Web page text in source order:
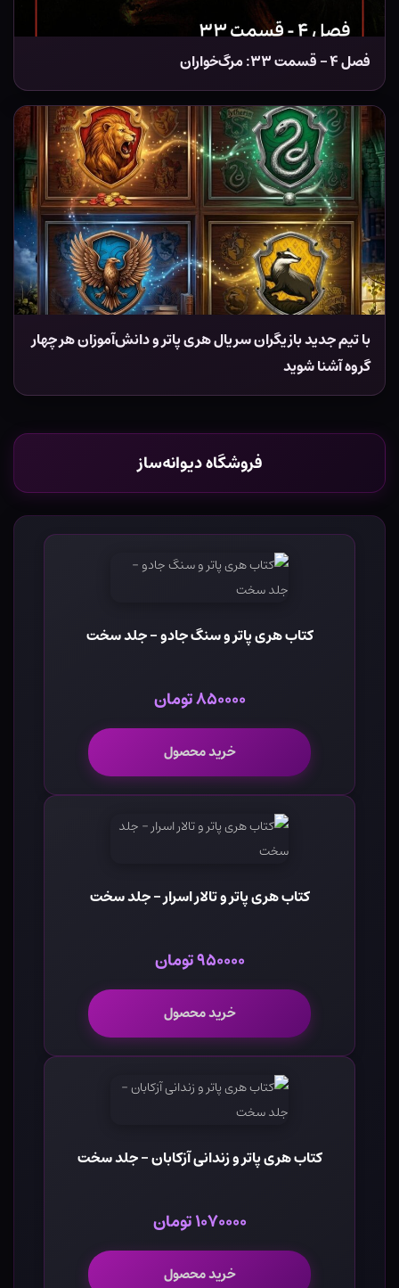
فصل ۴ – قسمت ۳۳: مرگ‌خواران
با تیم جدید بازیگران سریال هری پاتر و دانش‌آموزان هر چهار
گروه آشنا شوید
فروشگاه دیوانه‌ساز
کتاب هری پاتر و سنگ جادو - جلد سخت
۸۵۰۰۰۰ تومان
خرید محصول
کتاب هری پاتر و تالار اسرار - جلد سخت
۹۵۰۰۰۰ تومان
خرید محصول
کتاب هری پاتر و زندانی آزکابان - جلد سخت
۱۰۷۰۰۰۰ تومان
خرید محصول